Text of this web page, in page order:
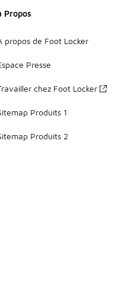
Propos
propos de Foot Locker
Presse
chez Foot Locker
Produits 1
Produits 2